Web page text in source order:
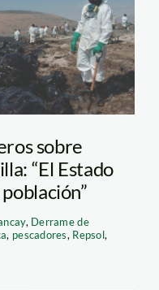
y-
sobre
“El Estado
, Derrame de
, pescadores, Repsol,